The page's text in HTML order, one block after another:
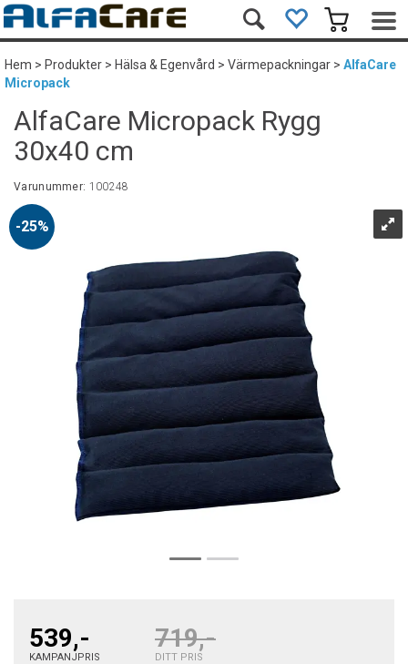
Hem>Produkter>Hälsa & Egenvård>Värmepackningar>AlfaCare
Micropack
AlfaCare Micropack Rygg
30x40 cm
Varunummer: 100248
25%
539,-
KAMPANJPRIS
719,-
DITT PRIS